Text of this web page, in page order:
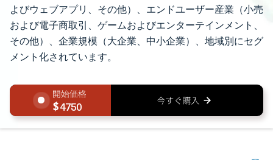
よびウェブアプリ、その他）、エンドユーザー産業（小売
および電子商取引、ゲームおよびエンターテインメント、
その他）、企業規模（大企業、中小企業）、地域別にセグ
メント化されています。
4750